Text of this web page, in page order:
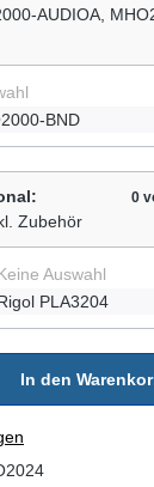
AUDIOA,
BND
0
Zubehör
Auswahl
PLA3204
In den